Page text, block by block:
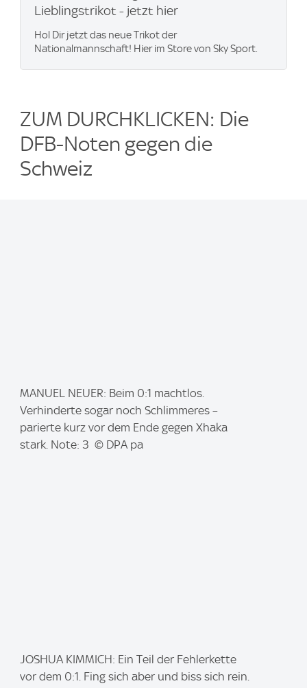
Lieblingstrikot - jetzt hier
Hol Dir jetzt das neue Trikot der
Nationalmannschaft! Hier im Store von Sky Sport.
ZUM DURCHKLICKEN: Die
DFB-Noten gegen die
Schweiz
m
MANUEL NEUER: Beim 0:1 machtlos.
Verhinderte sogar noch Schlimmeres –
parierte kurz vor dem Ende gegen Xhaka
stark. Note: 3 © DPA pa
m
JOSHUA KIMMICH: Ein Teil der Fehlerkette
vor dem 0:1. Fing sich aber und biss sich rein.